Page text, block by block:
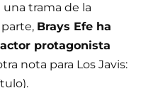
una trama de la
Brays Efe ha
protagonista
nota para Los Javis: